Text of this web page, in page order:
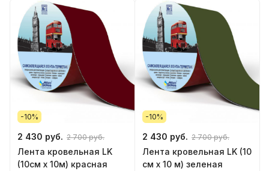
-10%
2 430 руб. 2 700 руб.
Лента кровельная LK
(10см х 10м) красная
-10%
2 430 руб. 2 700 руб.
Лента кровельная LK (10
см х 10 м) зеленая